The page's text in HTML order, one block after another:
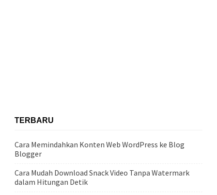
TERBARU
Cara Memindahkan Konten Web WordPress ke Blog
Blogger
Cara Mudah Download Snack Video Tanpa Watermark
dalam Hitungan Detik